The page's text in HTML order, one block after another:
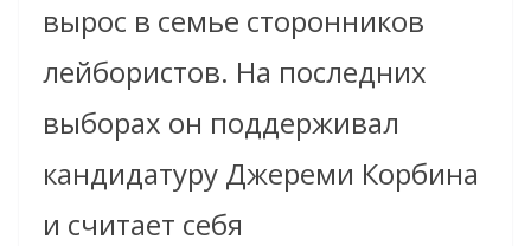
вырос в семье сторонников
лейбористов. На последних
выборах он поддерживал
кандидатуру Джереми Корбина
и считает себя